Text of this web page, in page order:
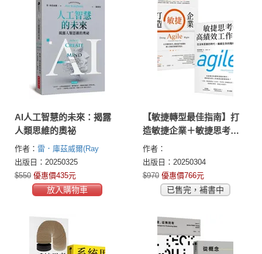
AI人工智慧的未來：揭露
人類思維的奧祕
作者： 雷．庫茲威爾(Ray
Kurzweil)
出版日：20250325
$550 優惠價435元
放入購物車
【敏捷轉型最佳指南】打
造敏捷企業＋敏捷思考的
高績效工作術
作者：
出版日：20250304
$970 優惠價766元
已售完，補書中